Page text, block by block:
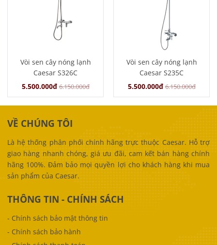
Vòi sen cây nóng lạnh
Caesar S326C
5.500.000đ 6.150.000đ
Vòi sen cây nóng lạnh
Caesar S235C
5.500.000đ 6.150.000đ
VỀ CHÚNG TÔI
Là hệ thống phân phối chính hãng trực thuộc Caesar. Hỗ trợ
giao hàng nhanh chóng, giá ưu đãi, cam kết bán hàng chính
hãng 100%. Đảm bảo mọi quyền lợi cho khách hàng khi mua
sản phẩm của Caesar.
THÔNG TIN - CHÍNH SÁCH
- Chính sách bảo mật thông tin
- Chính sách bảo hành